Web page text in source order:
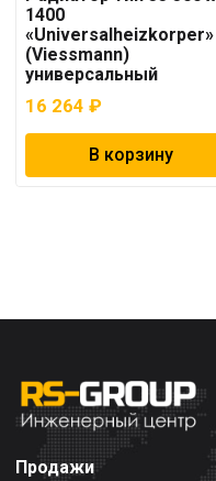
1400
«Universalheizkorper»
(Viessmann)
универсальный
16 264 ₽
В корзину
Продажи